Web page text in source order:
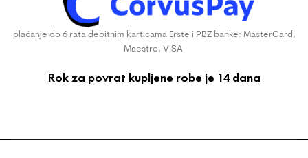
plaćanje do 6 rata debitnim karticama Erste i PBZ banke: MasterCard,
Maestro, VISA
Rok za povrat kupljene robe je 14 dana